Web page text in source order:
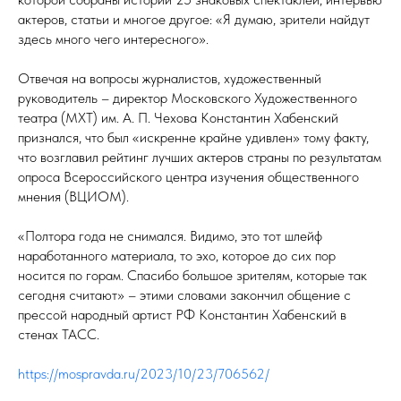
актеров, статьи и многое другое: «Я думаю, зрители найдут
здесь много чего интересного».
Отвечая на вопросы журналистов, художественный
руководитель – директор Московского Художественного
театра (МХТ) им. А. П. Чехова Константин Хабенский
признался, что был «искренне крайне удивлен» тому факту,
что возглавил рейтинг лучших актеров страны по результатам
опроса Всероссийского центра изучения общественного
мнения (ВЦИОМ).
«Полтора года не снимался. Видимо, это тот шлейф
наработанного материала, то эхо, которое до сих пор
носится по горам. Спасибо большое зрителям, которые так
сегодня считают» – этими словами закончил общение с
прессой народный артист РФ Константин Хабенский в
стенах ТАСС.
https://mospravda.ru/2023/10/23/706562/